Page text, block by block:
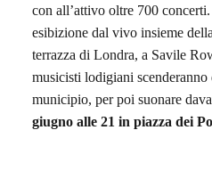
con all’attivo oltre 700
esibizione dal vivo insieme
terrazza di Londra, a Savile
musicisti lodigiani scenderanno
municipio, per poi suonare
giugno alle 21 in piazza dei